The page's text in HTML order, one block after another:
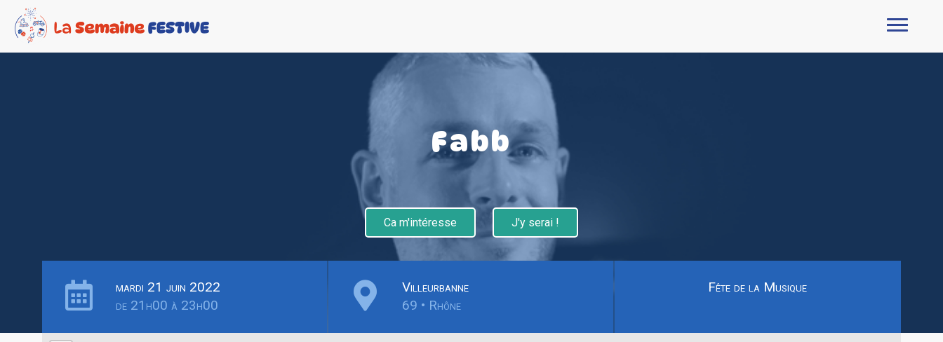
Fabb
Ca m'intéresse J'y serai !
mardi 21 juin 2022
de 21h00 à 23h00
Villeurbanne
69 • Rhône
Fête de la Musique